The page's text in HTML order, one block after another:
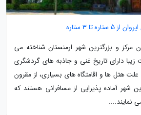
تا 3 ستاره
مرکز و بزرگترین شهر ارمنستان شناخته می
زیبا دارای تاریخ غنی و جاذبه های گردشگری
هتل ها و اقامتگاه های بسیاری، از مقرون
شهر آماده پذیرایی از مسافرانی هستند که
نمایند....